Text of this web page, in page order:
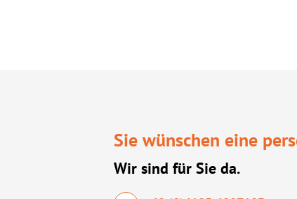
Sie wünschen eine
Wir sind für Sie da.